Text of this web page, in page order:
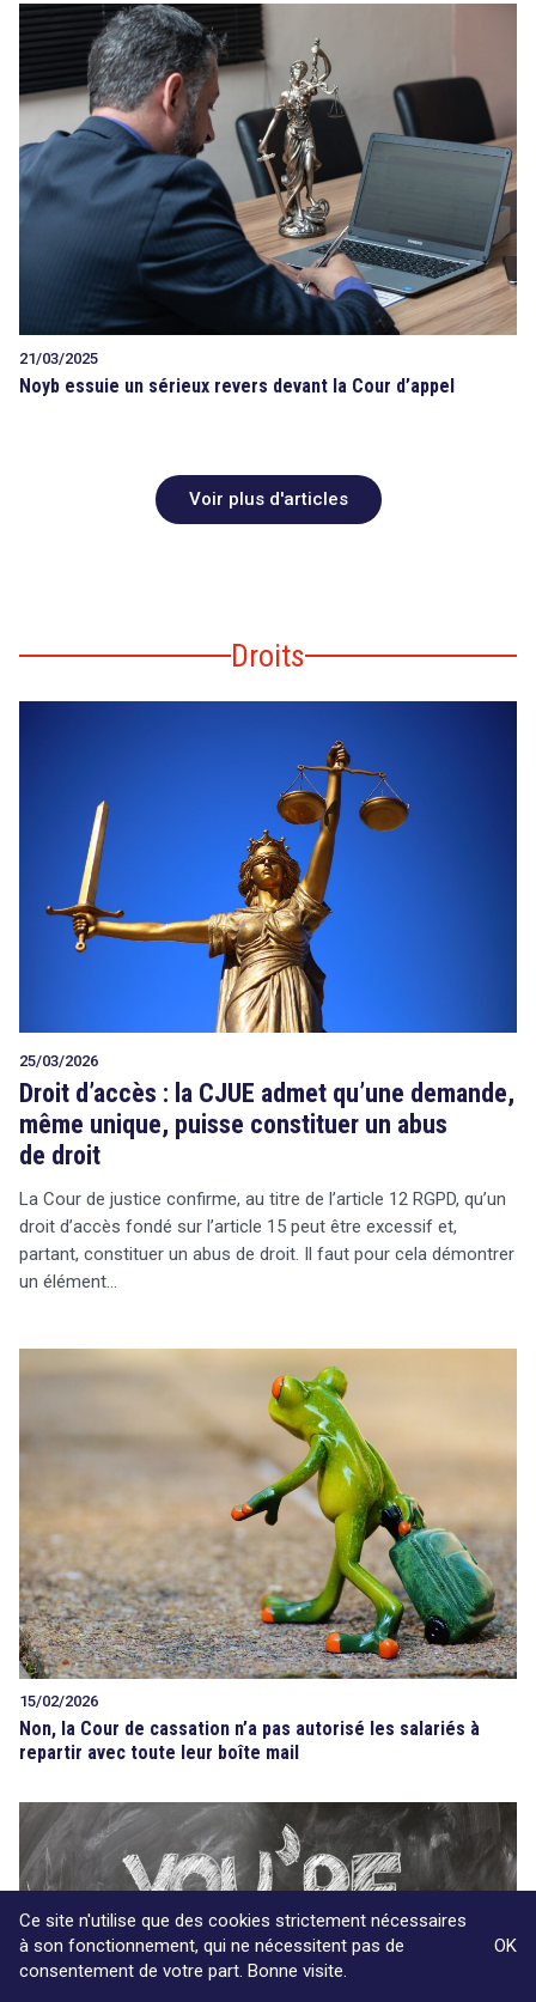
21/03/2025
Noyb essuie un sérieux revers devant la Cour d’appel
Voir plus d'articles
Droits
15/02/2026
Non, la Cour de cassation n’a pas autorisé les salariés à
repartir avec toute leur boîte mail
25/03/2026
Droit d’accès : la CJUE admet qu’une demande,
même unique, puisse constituer un abus
de droit
La Cour de justice confirme, au titre de l’article 12 RGPD, qu’un
droit d’accès fondé sur l’article 15 peut être excessif et,
partant, constituer un abus de droit. Il faut pour cela démontrer
un élément…
Ce site n'utilise que des cookies strictement nécessaires
à son fonctionnement, qui ne nécessitent pas de
consentement de votre part. Bonne visite.
OK